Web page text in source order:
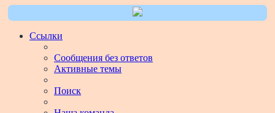
Ссылки
Сообщения без ответов
Активные темы
Поиск